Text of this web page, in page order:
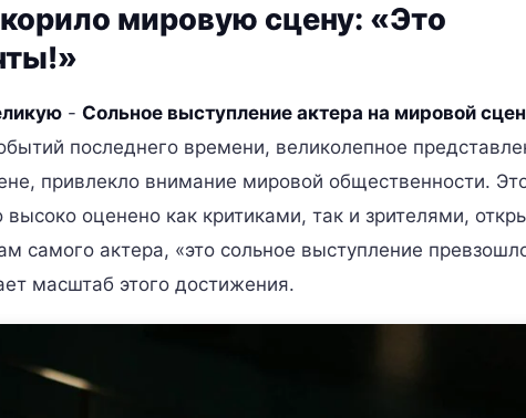
мировую сцену: «Это
- Сольное выступление актера на мировой
последнего времени, великолепное
привлекло внимание мировой общественности.
оценено как критиками, так и зрителями,
самого актера, «это сольное выступление
масштаб этого достижения.